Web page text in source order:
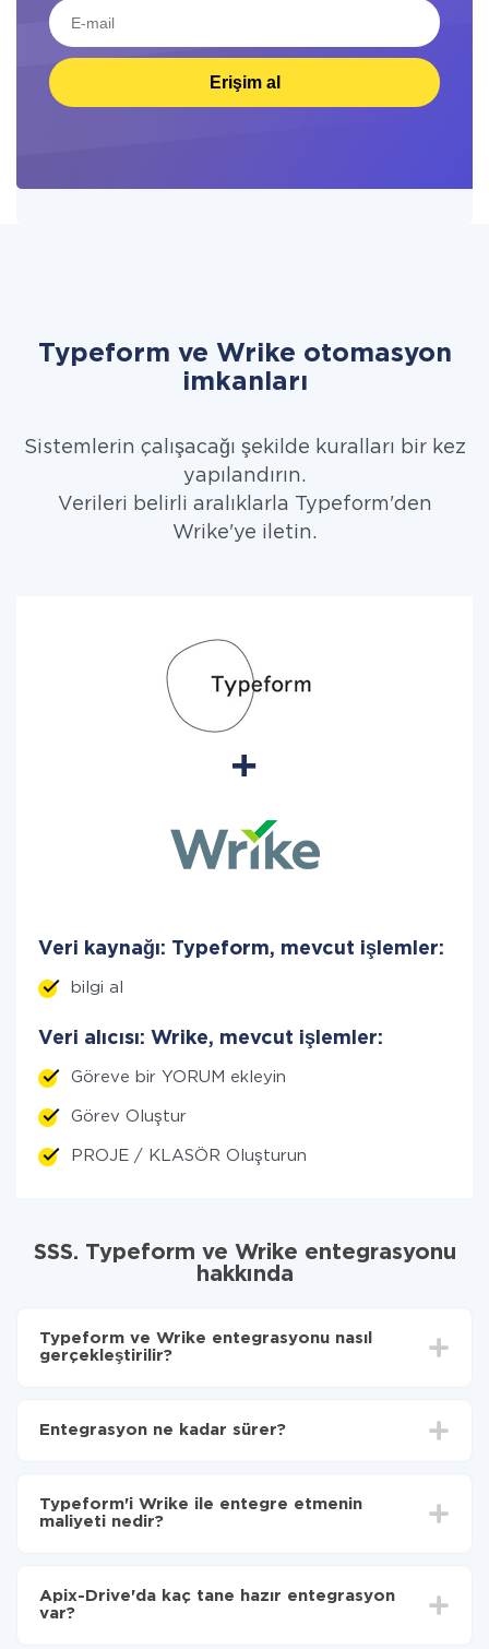
Erişim al
Typeform ve Wrike otomasyon
imkanları
Sistemlerin çalışacağı şekilde kuralları bir kez
yapılandırın.
Verileri belirli aralıklarla Typeform'den
Wrike'ye iletin.
Veri kaynağı: Typeform, mevcut işlemler:
bilgi al
Veri alıcısı: Wrike, mevcut işlemler:
Göreve bir YORUM ekleyin
Görev Oluştur
PROJE / KLASÖR Oluşturun
SSS. Typeform ve Wrike entegrasyonu
hakkında
Typeform ve Wrike entegrasyonu nasıl
gerçekleştirilir?
seçin
aktarılacaktır.
Entegrasyon ne kadar sürer?
olarak, 10-15 dakika sürer.
Typeform'i Wrike ile entegre etmenin
maliyeti nedir?
Hizmetimiz aracılığıyla yalnızca bir sisteminizden
diğerine aktarılan veri miktarı için ödeme yaparsınız.
Apix-Drive'da kaç tane hazır entegrasyon
var?